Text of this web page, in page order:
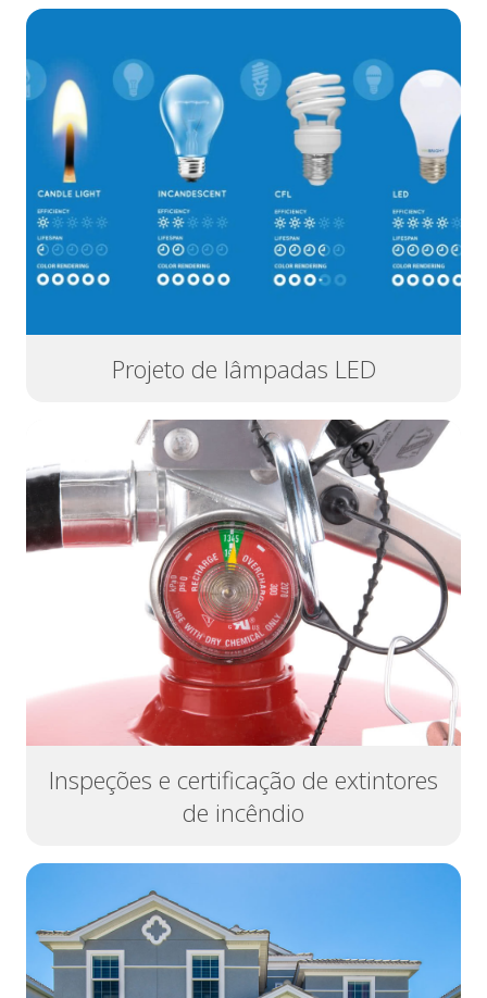
Projeto de lâmpadas LED
Inspeções e certificação de extintores
de incêndio